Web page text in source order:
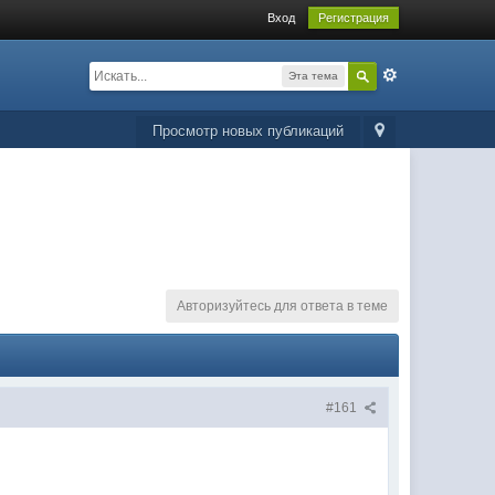
Вход Регистрация
Эта тема
Просмотр новых публикаций
Авторизуйтесь для ответа в теме
#161